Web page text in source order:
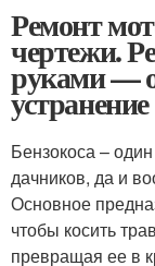
Ремонт
чертежи.
руками —
устранение
Бензокоса –
дачников, да и
Основное
чтобы косить
превращая ее в